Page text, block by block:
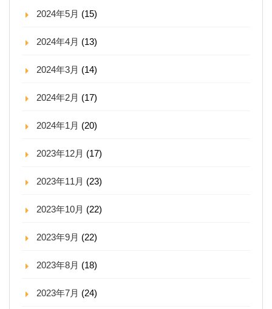
2024年5月 (15)
2024年4月 (13)
2024年3月 (14)
2024年2月 (17)
2024年1月 (20)
2023年12月 (17)
2023年11月 (23)
2023年10月 (22)
2023年9月 (22)
2023年8月 (18)
2023年7月 (24)